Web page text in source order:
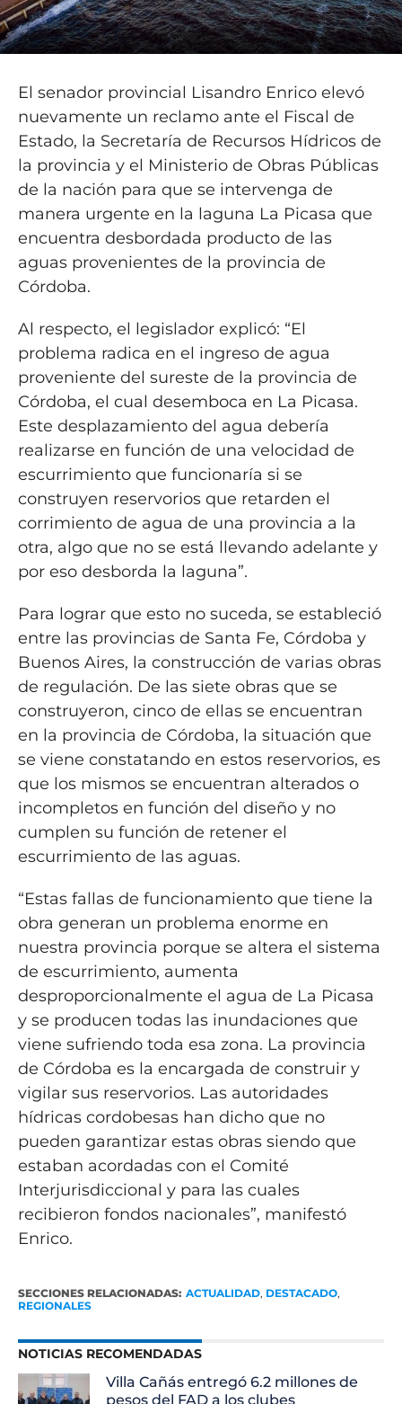
El senador provincial Lisandro Enrico elevó
nuevamente un reclamo ante el Fiscal de
Estado, la Secretaría de Recursos Hídricos de
la provincia y el Ministerio de Obras Públicas
de la nación para que se intervenga de
manera urgente en la laguna La Picasa que
encuentra desbordada producto de las
aguas provenientes de la provincia de
Córdoba.
Al respecto, el legislador explicó: “El
problema radica en el ingreso de agua
proveniente del sureste de la provincia de
Córdoba, el cual desemboca en La Picasa.
Este desplazamiento del agua debería
realizarse en función de una velocidad de
escurrimiento que funcionaría si se
construyen reservorios que retarden el
corrimiento de agua de una provincia a la
otra, algo que no se está llevando adelante y
por eso desborda la laguna”.
Para lograr que esto no suceda, se estableció
entre las provincias de Santa Fe, Córdoba y
Buenos Aires, la construcción de varias obras
de regulación. De las siete obras que se
construyeron, cinco de ellas se encuentran
en la provincia de Córdoba, la situación que
se viene constatando en estos reservorios, es
que los mismos se encuentran alterados o
incompletos en función del diseño y no
cumplen su función de retener el
escurrimiento de las aguas.
“Estas fallas de funcionamiento que tiene la
obra generan un problema enorme en
nuestra provincia porque se altera el sistema
de escurrimiento, aumenta
desproporcionalmente el agua de La Picasa
y se producen todas las inundaciones que
viene sufriendo toda esa zona. La provincia
de Córdoba es la encargada de construir y
vigilar sus reservorios. Las autoridades
hídricas cordobesas han dicho que no
pueden garantizar estas obras siendo que
estaban acordadas con el Comité
Interjurisdiccional y para las cuales
recibieron fondos nacionales”, manifestó
Enrico.
SECCIONES RELACIONADAS: ACTUALIDAD, DESTACADO,
REGIONALES
NOTICIAS RECOMENDADAS
Villa Cañás entregó 6.2 millones de
pesos del FAD a los clubes